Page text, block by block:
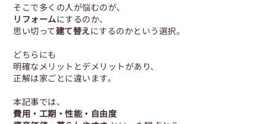
そこで多くの人が悩むのが、
リフォームにするのか、
思い切って建て替えにするのかという選択。
どちらにも
明確なメリットとデメリットがあり、
正解は家ごとに違います。
本記事では、
費用・工期・性能・自由度